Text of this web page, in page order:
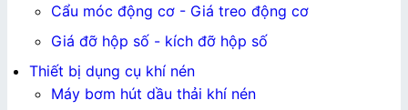
Cẩu móc động cơ - Giá treo động cơ
Giá đỡ hộp số - kích đỡ hộp số
Thiết bị dụng cụ khí nén
Máy bơm hút dầu thải khí nén